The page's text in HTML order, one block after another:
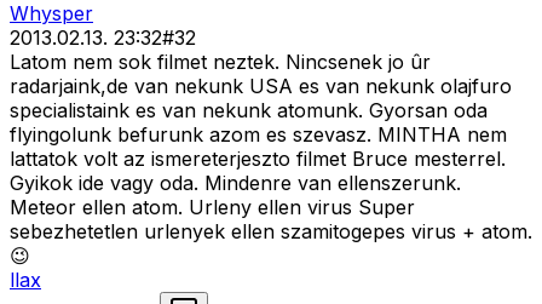
Whysper
2013.02.13. 23:32#32
Latom nem sok filmet neztek. Nincsenek jo ûr
radarjaink,de van nekunk USA es van nekunk olajfuro
specialistaink es van nekunk atomunk. Gyorsan oda
flyingolunk befurunk azom es szevasz. MINTHA nem
lattatok volt az ismereterjeszto filmet Bruce mesterrel.
Gyikok ide vagy oda. Mindenre van ellenszerunk.
Meteor ellen atom. Urleny ellen virus Super
sebezhetetlen urlenyek ellen szamitogepes virus + atom.
😉
llax